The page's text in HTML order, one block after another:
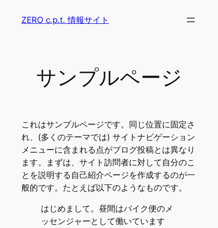
ZERO c.p.t. 情報サイト
サンプルページ
これはサンプルページです。同じ位置に固定さ
れ、(多くのテーマでは) サイトナビゲーション
メニューに含まれる点がブログ投稿とは異なり
ます。まずは、サイト訪問者に対して自分のこ
とを説明する自己紹介ページを作成するのが一
般的です。たとえば以下のようなものです。
はじめまして。昼間はバイク便のメ
ッセンジャーとして働いています